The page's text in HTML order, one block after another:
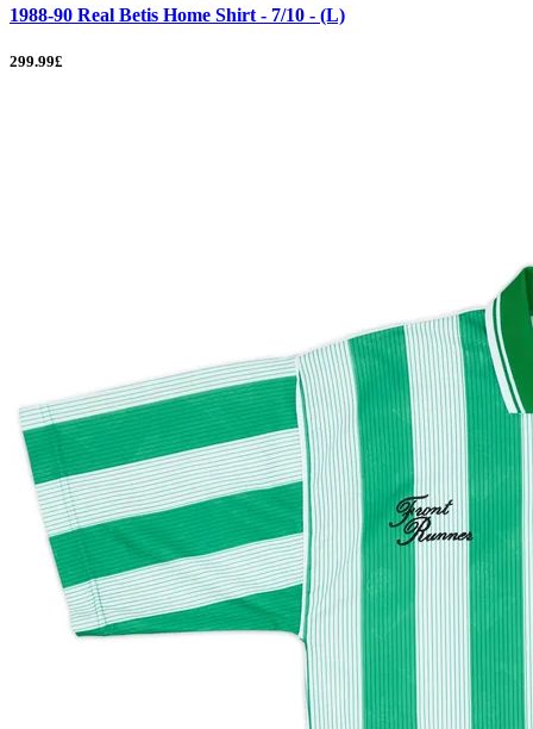
1988-90 Real Betis Home Shirt - 7/10 - (L)
299.99£